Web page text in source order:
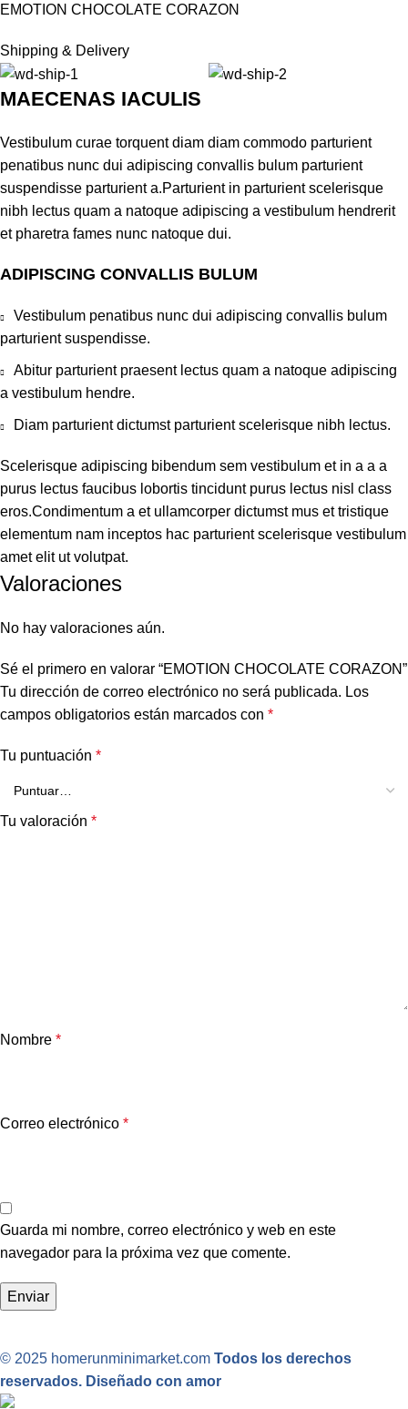
EMOTION CHOCOLATE CORAZON
Shipping & Delivery
MAECENAS IACULIS
Vestibulum curae torquent diam diam commodo parturient
penatibus nunc dui adipiscing convallis bulum parturient
suspendisse parturient a.Parturient in parturient scelerisque
nibh lectus quam a natoque adipiscing a vestibulum hendrerit
et pharetra fames nunc natoque dui.
ADIPISCING CONVALLIS BULUM
Vestibulum penatibus nunc dui adipiscing convallis bulum
parturient suspendisse.
Abitur parturient praesent lectus quam a natoque adipiscing
a vestibulum hendre.
Diam parturient dictumst parturient scelerisque nibh lectus.
Scelerisque adipiscing bibendum sem vestibulum et in a a a
purus lectus faucibus lobortis tincidunt purus lectus nisl class
eros.Condimentum a et ullamcorper dictumst mus et tristique
elementum nam inceptos hac parturient scelerisque vestibulum
amet elit ut volutpat.
Valoraciones
No hay valoraciones aún.
Sé el primero en valorar “EMOTION CHOCOLATE CORAZON”
Tu dirección de correo electrónico no será publicada. Los
campos obligatorios están marcados con *
Tu puntuación *
Tu valoración *
Nombre *
Correo electrónico *
Guarda mi nombre, correo electrónico y web en este
navegador para la próxima vez que comente.
© 2025 homerunminimarket.com Todos los derechos
reservados. Diseñado con amor